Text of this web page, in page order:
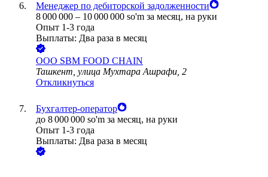
Менеджер по дебиторской задолженности
8 000 000 – 10 000 000 so'm за месяц, на руки
Опыт 1-3 года
Выплаты: Два раза в месяц
ООО SBM FOOD CHAIN
Ташкент, улица Мухтара Ашрафи, 2
Откликнуться
Бухгалтер-оператор
до 8 000 000 so'm за месяц, на руки
Опыт 1-3 года
Выплаты: Два раза в месяц